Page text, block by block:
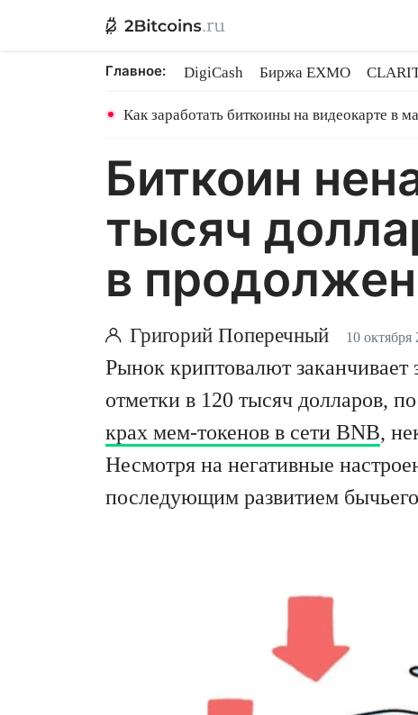
Главное: DigiCash Биржа EXMO
Как заработать биткоины на видеокарте в
Биткоин
тысяч
в
Григорий Поперечный 10 октября
Рынок криптовалют
отметки в 120 тысяч долларов,
крах мем-токенов в сети BNB,
Несмотря на негативные
последующим развитием